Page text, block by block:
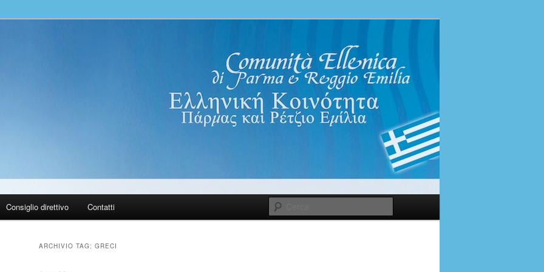
di Parma e Reggio Emilia.
Πάρμας και Ρέτζιο
Consiglio direttivo Contatti
ARCHIVIO TAG: GRECI